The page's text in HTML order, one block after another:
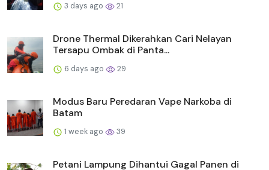
3 days ago 21
Drone Thermal Dikerahkan Cari Nelayan
Tersapu Ombak di Panta...
6 days ago 29
Modus Baru Peredaran Vape Narkoba di
Batam
1 week ago 39
Petani Lampung Dihantui Gagal Panen di